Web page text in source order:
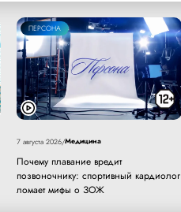
ПЕРСОНА
7 августа 2026/Медицина
Почему плавание вредит
позвоночнику: спортивный кардиолог
ломает мифы о ЗОЖ